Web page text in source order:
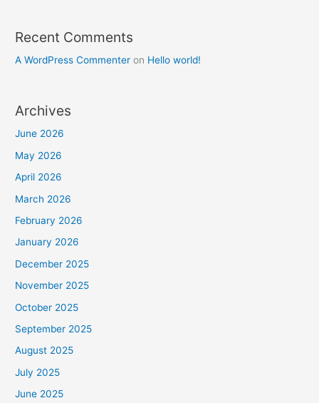
Recent Comments
A WordPress Commenter on Hello world!
Archives
June 2026
May 2026
April 2026
March 2026
February 2026
January 2026
December 2025
November 2025
October 2025
September 2025
August 2025
July 2025
June 2025